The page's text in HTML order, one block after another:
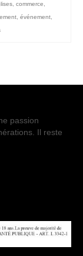
commerce
événement
passion
Il reste